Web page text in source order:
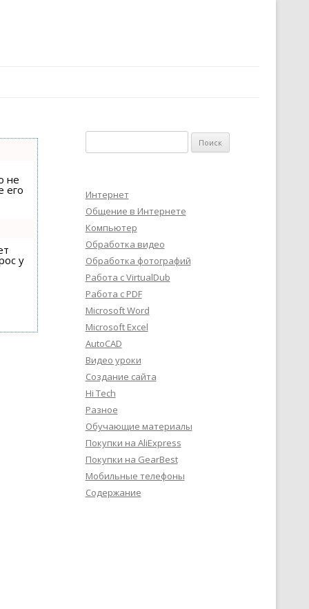
не
его
у
Интернет
Общение в Интернете
Компьютер
Обработка видео
Обработка фотографий
Работа с VirtualDub
Работа с PDF
Microsoft Word
Microsoft Excel
AutoCAD
Видео уроки
Создание сайта
Hi Tech
Разное
Обучающие материалы
Покупки на AliExpress
Покупки на GearBest
Мобильные телефоны
Содержание